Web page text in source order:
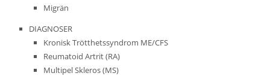
Migrän
DIAGNOSER
Kronisk Trötthetssyndrom ME/CFS
Reumatoid Artrit (RA)
Multipel Skleros (MS)